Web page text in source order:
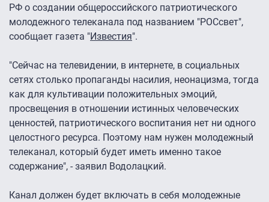
РФ о создании общероссийского патриотического
молодежного телеканала под названием "РОСсвет",
сообщает газета "Известия".
"Сейчас на телевидении, в интернете, в социальных
сетях столько пропаганды насилия, неонацизма, тогда
как для культивации положительных эмоций,
просвещения в отношении истинных человеческих
ценностей, патриотического воспитания нет ни одного
целостного ресурса. Поэтому нам нужен молодежный
телеканал, который будет иметь именно такое
содержание", - заявил Водолацкий.
Канал должен будет включать в себя молодежные